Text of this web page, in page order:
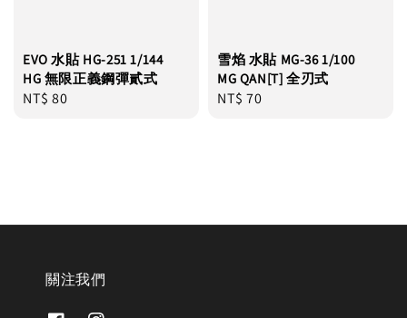
EVO 水貼 HG-251 1/144
HG 無限正義鋼彈貳式
Regular
NT$ 80
雪焰 水貼 MG-36 1/100
MG QAN[T] 全刃式
Regular
NT$ 70
關注我們